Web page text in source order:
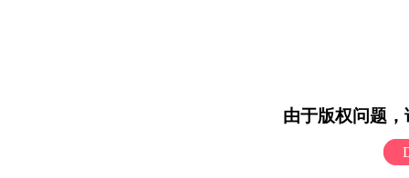
由于版权问题